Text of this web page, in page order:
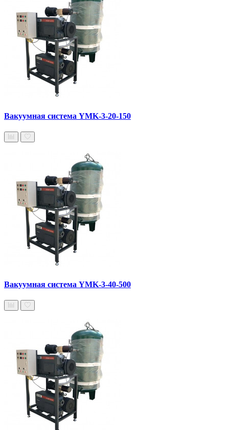
Вакуумная система YMK-3-20-150
Вакуумная система YMK-3-40-500